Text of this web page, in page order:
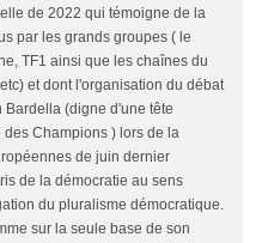
de 2022 qui témoigne de la
par les grands groupes ( le
TF1 ainsi que les chaînes du
et dont l'organisation du débat
Bardella (digne d'une tête
Champions ) lors de la
de juin dernier
de la démocratie au sens
du pluralisme démocratique.
sur la seule base de son